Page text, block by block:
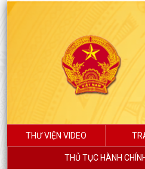
THƯ VIỆN VIDEO
THỦ TỤC HÀNH